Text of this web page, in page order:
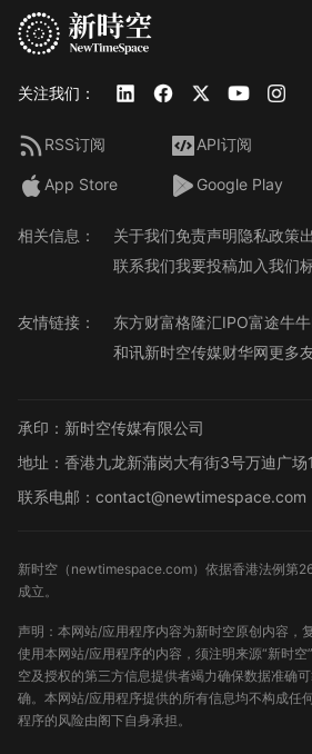
关注我们：
RSS订阅 API订阅
App Store Google Play
相关信息： 关于我们免责声明隐私政策
联系我们我要投稿加入我们
友情链接： 东方财富格隆汇IPO富途牛牛
和讯新时空传媒财华网更多
承印：新时空传媒有限公司
地址：香港九龙新蒲岗大有街3号万迪广场
联系电邮：contact@newtimespace.com
新时空（ newtimespace.com）依据香港法例第
成立。
声明：本网站/应用程序内容为新时空原创内容，
使用本网站/应用程序的内容，须注明来源“新时
空及授权的第三方信息提供者竭力确保数据准确
确。本网站/应用程序提供的所有信息均不构成任
程序的风险由阁下自身承担。